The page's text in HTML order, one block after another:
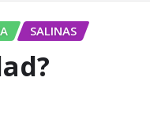
SALINAS